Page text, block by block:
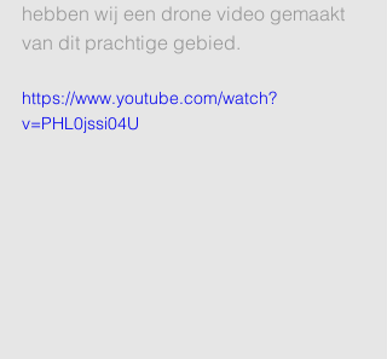
hebben wij een drone video gemaakt
van dit prachtige gebied.
https://www.youtube.com/watch?
v=PHL0jssi04U